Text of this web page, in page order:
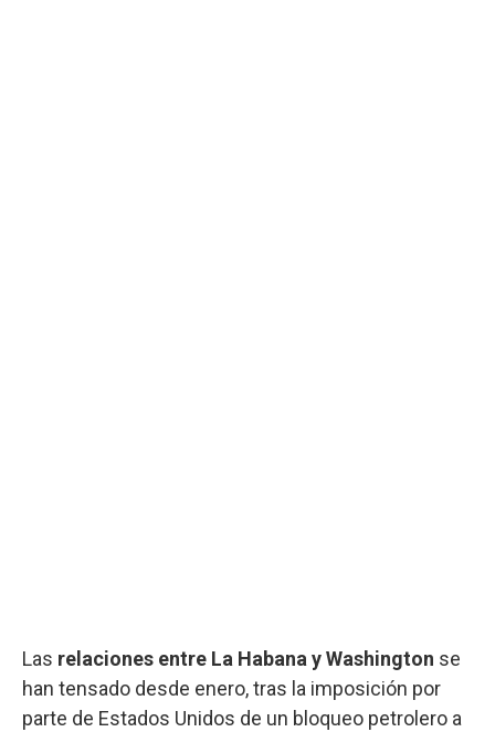
Las relaciones entre La Habana y Washington se
han tensado desde enero, tras la imposición por
parte de Estados Unidos de un bloqueo petrolero a